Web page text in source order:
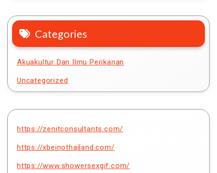
Categories
Akuakultur Dan Ilmu Perikanan
Uncategorized
https://zenitconsultants.com/
https://xbeinothailand.com/
https://www.showersexgif.com/